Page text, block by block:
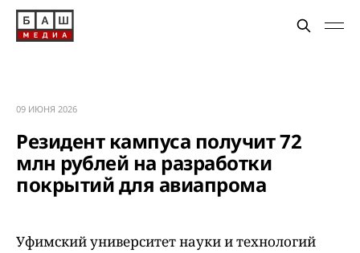
09 ИЮНЯ 2026
Резидент кампуса получит 72
млн рублей на разработки
покрытий для авиапрома
Уфимский университет науки и технологий